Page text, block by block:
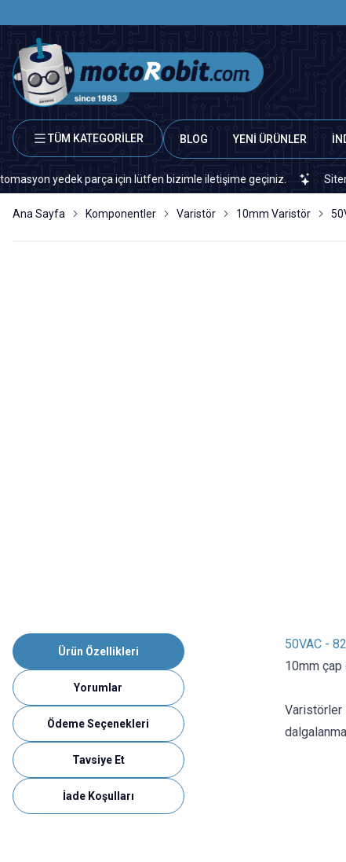
TÜM KATEGORİLER BLOG YENİ ÜRÜNLER
yedek parça için lütfen bizimle iletişime geçiniz. Sitemizde
Ana Sayfa Komponentler Varistör 10mm Varistör
Ürün Özellikleri
Yorumlar
Ödeme Seçenekleri
Tavsiye Et
İade Koşulları
50VAC -
10mm çap
Varistörler